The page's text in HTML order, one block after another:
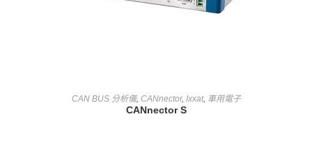
查看內容
CAN BUS 分析儀, CANnector, Ixxat, 車用電子
CANnector S